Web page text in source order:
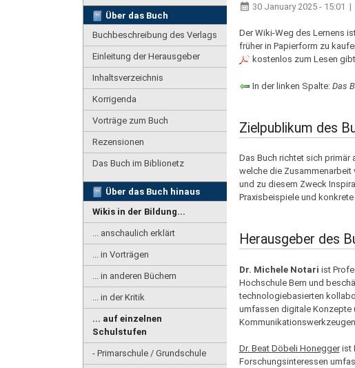
Über das Buch
Buchbeschreibung des Verlags
Einleitung der Herausgeber
Inhaltsverzeichnis
Korrigenda
Vorträge zum Buch
Rezensionen
Das Buch im Biblionetz
Über das Buch hinaus
Wikis in der Bildung...
... anschaulich erklärt
... in Vorträgen
... in anderen Büchern
... in der Kritik
... auf einzelnen
Schulstufen
- Primarschule / Grundschule
30 January 2025 - 15:01 |
Der Wiki-Weg des Lernens
früher in Papierform zu
kostenlos zum Lesen
In der linken Spalte: Das
Zielpublikum des
Das Buch richtet sich primär
welche die
und zu diesem Zweck
Praxisbeispiele und
Herausgeber des
Dr. Michele Notari ist
Hochschule Bern und
technologiebasierten
umfassen digitale Konzepte
Dr. Beat Döbeli Honeggerist
Forschungsinteressen